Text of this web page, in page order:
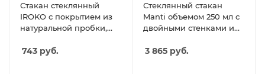
Стакан стеклянный
IROKO с покрытием из
натуральной пробки,
бежевый
743 руб.
Стеклянный стакан
Manti объемом 250 мл с
двойными стенками и
2 шт. , natural
3 865 руб.